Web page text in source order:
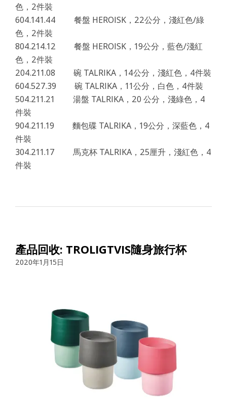
色，2件裝
604.141.44 餐盤 HEROISK，22公分，淺紅色/綠
色，2件裝
804.214.12 餐盤 HEROISK，19公分，藍色/淺紅
色，2件裝
204.211.08 碗 TALRIKA，14公分，淺紅色，4件裝
604.527.39 碗 TALRIKA，11公分，白色，4件裝
504.211.21 湯盤 TALRIKA，20 公分，淺綠色，4
件裝
904.211.19 麵包碟 TALRIKA，19公分，深藍色，4
件裝
304.211.17 馬克杯 TALRIKA，25厘升，淺紅色，4
件裝
產品回收: TROLIGTVIS隨身旅行杯
2020年1月15日